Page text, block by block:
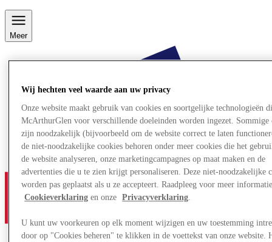
Meer
Wij hechten veel waarde aan uw privacy
Onze website maakt gebruik van cookies en soortgelijke technologieën
McArthurGlen voor verschillende doeleinden worden ingezet. Sommige
zijn noodzakelijk (bijvoorbeeld om de website correct te laten
de niet-noodzakelijke cookies behoren onder meer cookies die het
de website analyseren, onze marketingcampagnes op maat maken en de
advertenties die u te zien krijgt personaliseren. Deze niet-noodzakelijke
worden pas geplaatst als u ze accepteert. Raadpleeg voor meer
Cookieverklaring en onze Privacyverklaring.
U kunt uw voorkeuren op elk moment wijzigen en uw toestemming
door op "Cookies beheren" te klikken in de voettekst van onze website.